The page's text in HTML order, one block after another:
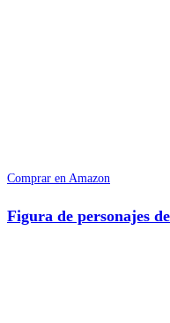
Comprar en Amazon
Figura de personajes